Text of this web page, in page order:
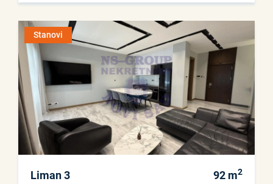
Stanovi
Liman 3 92 m2